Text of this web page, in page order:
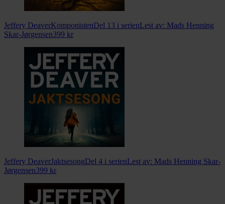
Jeffery DeaverKomponistenDel 13 i serienLest av: Mads Henning
Skar-Jørgensen399 kr
Jeffery DeaverJaktsesongDel 4 i serienLest av: Mads Henning Skar-
Jørgensen399 kr